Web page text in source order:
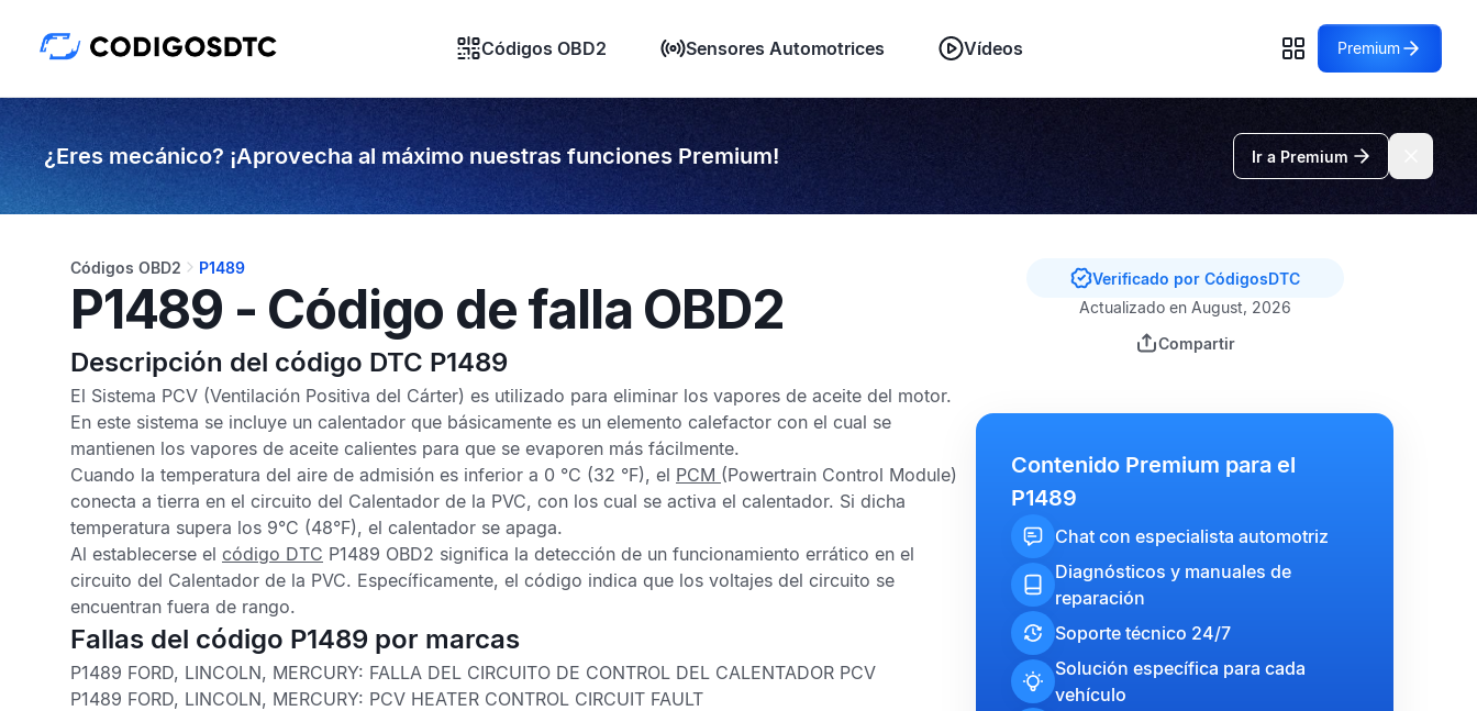
Códigos OBD2 Sensores Automotrices Vídeos Premium
¿Eres mecánico? ¡Aprovecha al máximo nuestras funciones Premium! Ir a Premium
Códigos OBD2 P1489
P1489 - Código de falla OBD2
Descripción del código DTC P1489
El Sistema PCV (Ventilación Positiva del Cárter) es utilizado para eliminar los vapores de aceite del motor.
En este sistema se incluye un calentador que básicamente es un elemento calefactor con el cual se
mantienen los vapores de aceite calientes para que se evaporen más fácilmente.
Cuando la temperatura del aire de admisión es inferior a 0 °C (32 °F), el PCM (Powertrain Control Module)
conecta a tierra en el circuito del Calentador de la PVC, con los cual se activa el calentador. Si dicha
temperatura supera los 9°C (48°F), el calentador se apaga.
Al establecerse el código DTC P1489 OBD2 significa la detección de un funcionamiento errático en el
circuito del Calentador de la PVC. Específicamente, el código indica que los voltajes del circuito se
encuentran fuera de rango.
Fallas del código P1489 por marcas
P1489 FORD, LINCOLN, MERCURY: FALLA DEL CIRCUITO DE CONTROL DEL CALENTADOR PCV
P1489 FORD, LINCOLN, MERCURY: PCV HEATER CONTROL CIRCUIT FAULT
Verificado por CódigosDTC
Actualizado en August, 2026
Compartir
Contenido Premium para el
P1489
Chat con especialista automotriz
Diagnósticos y manuales de
reparación
Soporte técnico 24/7
Solución específica para cada
vehículo